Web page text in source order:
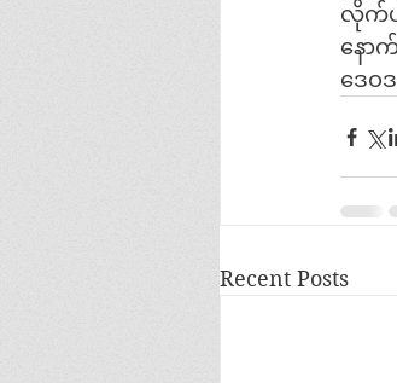
လိုက်ပ
နော
ဒေဝ
Recent Posts